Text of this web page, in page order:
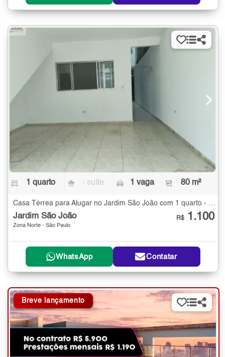
1 quarto - suíte 1 vaga 80 m²
Casa Térrea para Alugar no Jardim São João com 1 quarto - 80 m²
Jardim São João
Zona Norte - São Paulo
R$ 1.100
WhatsApp Contatar
Breve lançamento